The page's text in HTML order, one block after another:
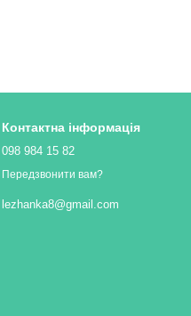
Контактна інформація
098 984 15 82
Передзвонити вам?
lezhanka8@gmail.com